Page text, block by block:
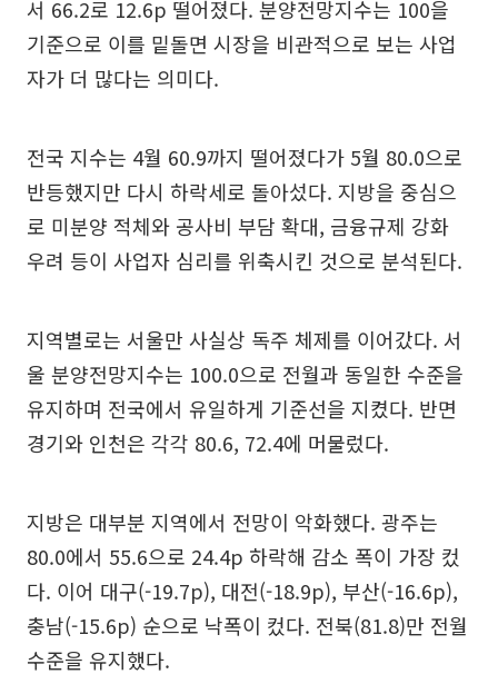
서 66.2로 12.6p 떨어졌다. 분양전망지수는 100을
기준으로 이를 밑돌면 시장을 비관적으로 보는 사업
자가 더 많다는 의미다.
전국 지수는 4월 60.9까지 떨어졌다가 5월 80.0으로
반등했지만 다시 하락세로 돌아섰다. 지방을 중심으
로 미분양 적체와 공사비 부담 확대, 금융규제 강화
우려 등이 사업자 심리를 위축시킨 것으로 분석된다.
지역별로는 서울만 사실상 독주 체제를 이어갔다. 서
울 분양전망지수는 100.0으로 전월과 동일한 수준을
유지하며 전국에서 유일하게 기준선을 지켰다. 반면
경기와 인천은 각각 80.6, 72.4에 머물렀다.
지방은 대부분 지역에서 전망이 악화했다. 광주는
80.0에서 55.6으로 24.4p 하락해 감소 폭이 가장 컸
다. 이어 대구(-19.7p), 대전(-18.9p), 부산(-16.6p),
충남(-15.6p) 순으로 낙폭이 컸다. 전북(81.8)만 전월
수준을 유지했다.